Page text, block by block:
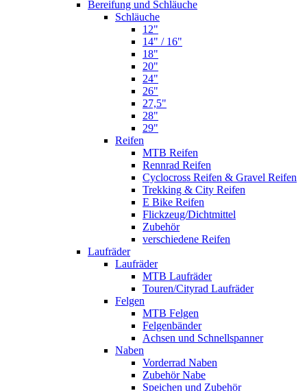
Bereifung und Schläuche
Schläuche
12"
14" / 16"
18"
20"
24"
26"
27,5"
28"
29"
Reifen
MTB Reifen
Rennrad Reifen
Cyclocross Reifen & Gravel Reifen
Trekking & City Reifen
E Bike Reifen
Flickzeug/Dichtmittel
Zubehör
verschiedene Reifen
Laufräder
Laufräder
MTB Laufräder
Touren/Cityrad Laufräder
Felgen
MTB Felgen
Felgenbänder
Achsen und Schnellspanner
Naben
Vorderrad Naben
Zubehör Nabe
Speichen und Zubehör